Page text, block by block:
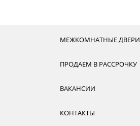
МЕЖКОМНАТНЫЕ ДВЕРИ
ПРОДАЕМ В РАССРОЧКУ
ВАКАНСИИ
КОНТАКТЫ